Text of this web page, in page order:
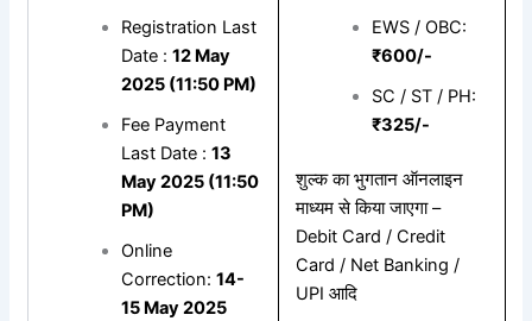
Registration Last
Date : 12 May
2025 (11:50 PM)
Fee Payment
Last Date : 13
May 2025 (11:50
PM)
Online
Correction: 14-
15 May 2025
EWS / OBC:
₹600/-
SC / ST / PH:
₹325/-
शुल्क का भुगतान ऑनलाइन
माध्यम से किया जाएगा –
Debit Card / Credit
Card / Net Banking /
UPI आदि